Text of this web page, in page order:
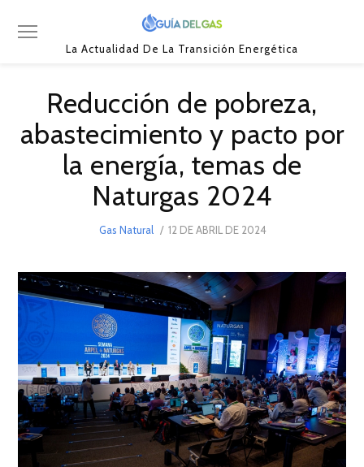
La Actualidad De La Transición Energética
Reducción de pobreza,
abastecimiento y pacto por
la energía, temas de
Naturgas 2024
Gas Natural
POSTED
12 DE ABRIL DE 2024
DE